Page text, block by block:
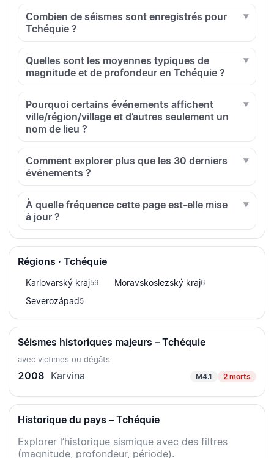
Combien de séismes sont enregistrés pour
Tchéquie ?
Quelles sont les moyennes typiques de
magnitude et de profondeur en Tchéquie ?
Pourquoi certains événements affichent
ville/région/village et d’autres seulement un
nom de lieu ?
Comment explorer plus que les 30 derniers
événements ?
À quelle fréquence cette page est-elle mise
à jour ?
Régions · Tchéquie
Karlovarský kraj59 Moravskoslezský kraj6
Severozápad5
Séismes historiques majeurs – Tchéquie
avec victimes ou dégâts
2008 Karvina M4.1 2 morts
Historique du pays – Tchéquie
Explorer l’historique sismique avec des filtres
(magnitude, profondeur, période).